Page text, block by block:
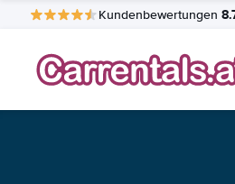
Kundenbewertungen